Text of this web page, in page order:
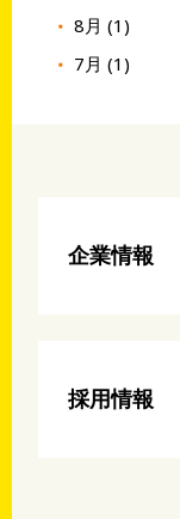
8月 (1)
7月 (1)
企業情報
採用情報